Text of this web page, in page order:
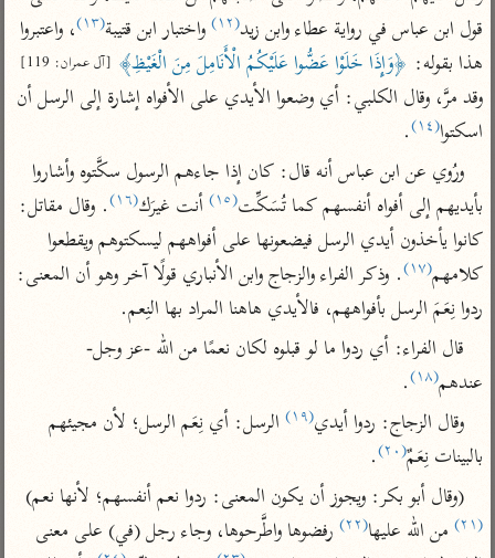
للقاسمي
تفسير الثعالبي
تفسير السمرقندي
تفسير الثعلبي
البسيط للواحدي
تفسير أبي السعود
الكشاف للزمخشري
موسوعة التفسير
المأثور
الدر المنثور
تفسير ابن أبي حاتم
تفسير مقاتل
تفسير قتادة
اشترك لتصلك أخبار مشاريعنا
تويتر
تعليمات
عن الباحث القرآني
قول ابن عباس في رواية عطاء وابن زيد(١٢) واختبار ابن قتيبة(١٣)
هذا بقوله: ﴿وَإِذَا خَلَوْا عَضُّوا عَلَيْكُمُ الْأَنَامِلَ مِنَ الْغَيْظِ﴾ [آل عمران: 119]
اسكتوا(١٤)
.
بأيديهم إلى أفواه أنفسهم كما تُسَكِّت(١٥) أنت غيرَك(١٦)
كلامهم(١٧)
ردوا نِعَمَ الرسل بأفواههم، فالأيدي هاهنا المراد بها النِعم.
عندهم(١٨)
.
وقال الزجاج: ردوا أيدي(١٩)
بالبينات نِعَمٌ(٢٠)
.
(وقال أبو بكر: ويجوز أن يكون المعنى: ردوا نعم أنفسهم؛ لأنها نعم)
(٢١) من الله عليها(٢٢)